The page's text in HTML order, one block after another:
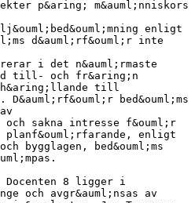
p&aring; m&auml;nniskors
enligt
d&auml;rf&ouml;r inte
i det n&auml;rmaste
till- och fr&aring;n
till
bed&ouml;ms
och sakna intresse f&ouml;r
planf&ouml;rfarande, enligt
bygglagen, bed&ouml;ms
Docenten 8 ligger i
och avgr&auml;nsas av